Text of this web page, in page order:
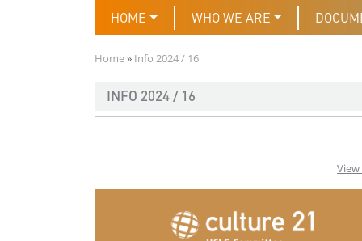
Main navigation
HOME WHO WE ARE
Breadcrumb
Home Info 2024 / 16
INFO 2024 / 16